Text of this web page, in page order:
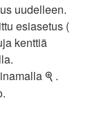
uudelleen.
esiasetus (
kenttiä
X .